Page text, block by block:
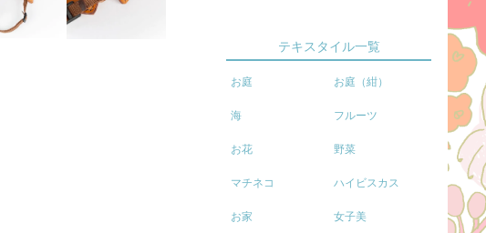
テキスタイル一覧
お庭 お庭（紺）
海 フルーツ
お花 野菜
マチネコ ハイビスカス
お家 女子美